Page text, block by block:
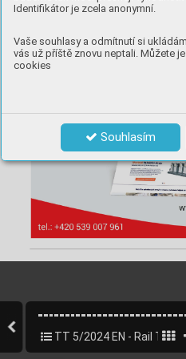
Identifikátor je zcela anonymní.
Vaše souhlasy a odmítnutí si
vás už příště znovu neptali. Můžete
cookies
Souhlasím
TT 5/2024 EN - Rail